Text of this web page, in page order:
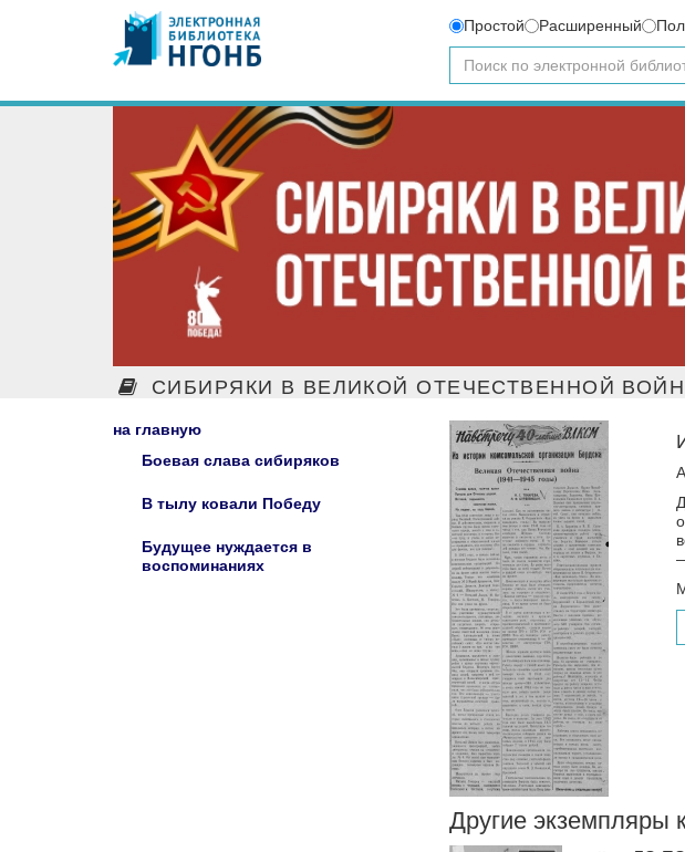
Простой Расширенный
СИБИРЯКИ В ВЕЛИКОЙ ОТЕЧЕСТВЕННОЙ
на главную
Боевая слава сибиряков
В тылу ковали Победу
Будущее нуждается в
воспоминаниях
Другие экземпляры